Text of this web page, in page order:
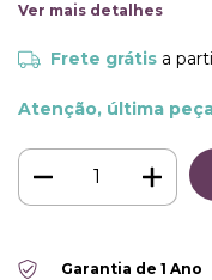
Ver mais detalhes
Frete grátis a
Atenção, última
Garantia de 1 Ano